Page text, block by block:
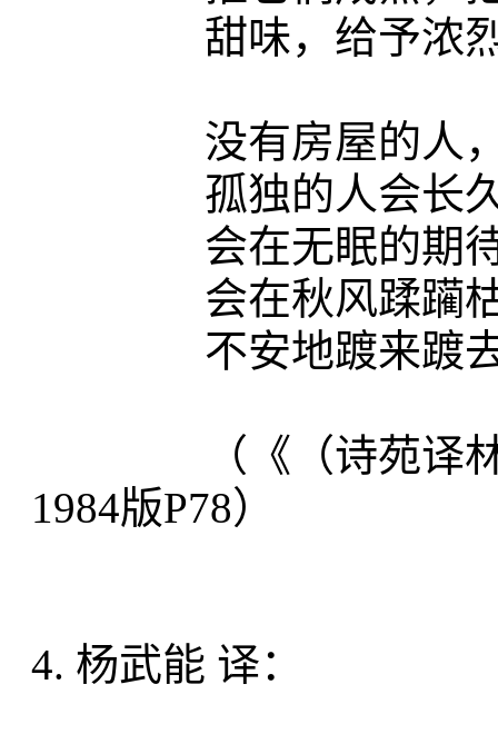
甜味，给予浓烈
没有房屋的人，
孤独的人会长久
会在无眠的期待中
会在秋风蹂躏枯
不安地踱来踱
（《（诗苑译林）
1984版P78）
4. 杨武能 译：